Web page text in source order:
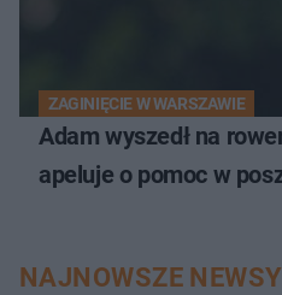
ZAGINIĘCIE W WARSZAWIE
Adam wyszedł na
apeluje o pomoc w
NAJNOWSZE